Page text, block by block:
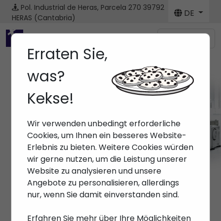
Pol. Industrial de Heras, Parcela 270 39792
HERAS (Cantabria)
DE
Menú
Erraten Sie,
was?
Kekse!
Wir verwenden unbedingt erforderliche
Cookies, um Ihnen ein besseres Website-
Erlebnis zu bieten. Weitere Cookies würden
wir gerne nutzen, um die Leistung unserer
Website zu analysieren und unsere
Angebote zu personalisieren, allerdings
nur, wenn Sie damit einverstanden sind.
Erfahren Sie mehr über Ihre Möglichkeiten